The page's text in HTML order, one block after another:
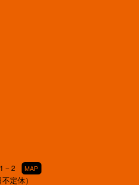
－2
MAP
定休）